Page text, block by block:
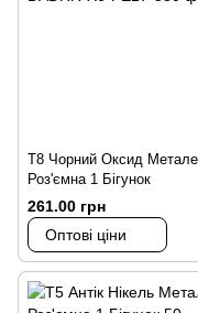
Т8 Чорний Оксид
Роз'ємна 1 Бігунок
261.00 грн
Оптові ціни